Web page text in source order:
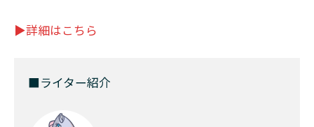
▶︎詳細はこちら
■ライター紹介